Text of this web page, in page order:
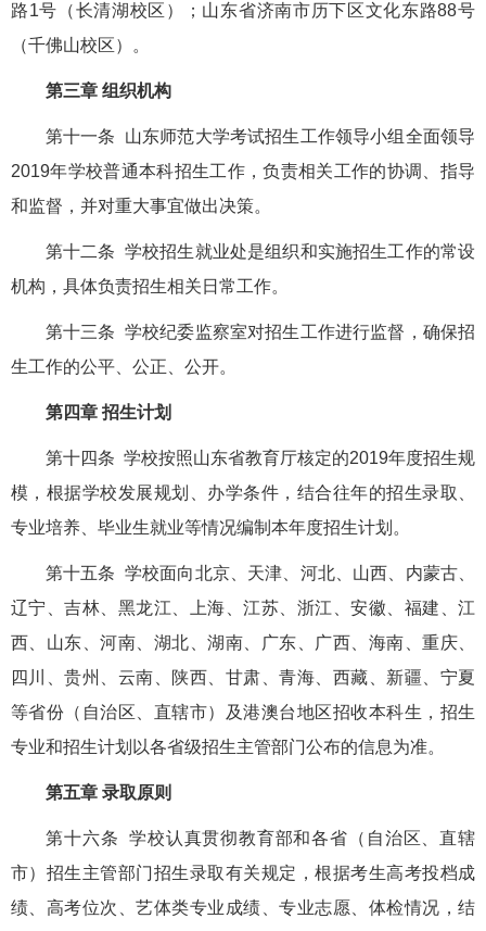
路1号（长清湖校区）；山东省济南市历下区文化东路88号
（千佛山校区）。
第三章 组织机构
第十一条 山东师范大学考试招生工作领导小组全面领导
2019年学校普通本科招生工作，负责相关工作的协调、指导
和监督，并对重大事宜做出决策。
第十二条 学校招生就业处是组织和实施招生工作的常设
机构，具体负责招生相关日常工作。
第十三条 学校纪委监察室对招生工作进行监督，确保招
生工作的公平、公正、公开。
第四章 招生计划
第十四条 学校按照山东省教育厅核定的2019年度招生规
模，根据学校发展规划、办学条件，结合往年的招生录取、
专业培养、毕业生就业等情况编制本年度招生计划。
第十五条 学校面向北京、天津、河北、山西、内蒙古、
辽宁、吉林、黑龙江、上海、江苏、浙江、安徽、福建、江
西、山东、河南、湖北、湖南、广东、广西、海南、重庆、
四川、贵州、云南、陕西、甘肃、青海、西藏、新疆、宁夏
等省份（自治区、直辖市）及港澳台地区招收本科生，招生
专业和招生计划以各省级招生主管部门公布的信息为准。
第五章 录取原则
第十六条 学校认真贯彻教育部和各省（自治区、直辖
市）招生主管部门招生录取有关规定，根据考生高考投档成
绩、高考位次、艺体类专业成绩、专业志愿、体检情况，结